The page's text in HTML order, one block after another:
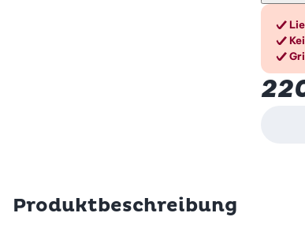
Produktbeschreibung